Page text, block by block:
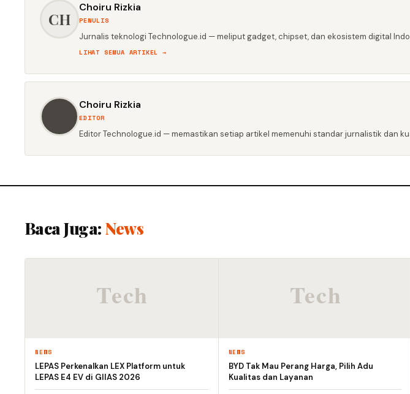
CH
Choiru Rizkia
PENULIS
Jurnalis teknologi Technologue.id — meliput gadget, chipset, dan ekosistem digital
LIHAT SEMUA ARTIKEL →
Choiru Rizkia
EDITOR
Editor Technologue.id — memastikan setiap artikel memenuhi standar jurnalistik dan
Baca Juga: News
NEWS
LEPAS Perkenalkan LEX Platform untuk
LEPAS E4 EV di GIIAS 2026
NEWS
BYD Tak Mau Perang Harga, Pilih Adu
Kualitas dan Layanan